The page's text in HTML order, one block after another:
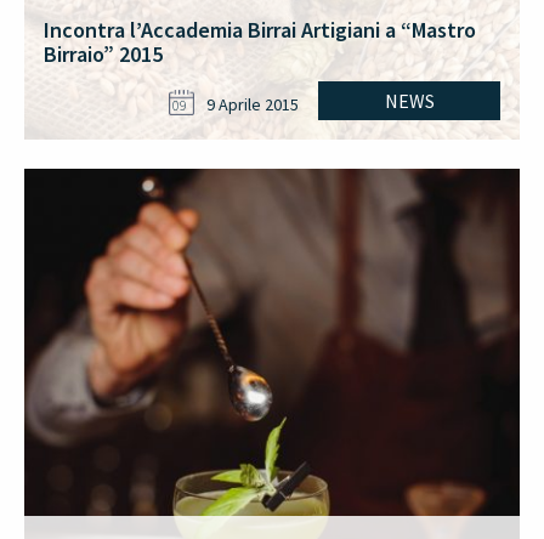
Incontra l’Accademia Birrai Artigiani a “Mastro
Birraio” 2015
NEWS
09 9 Aprile 2015